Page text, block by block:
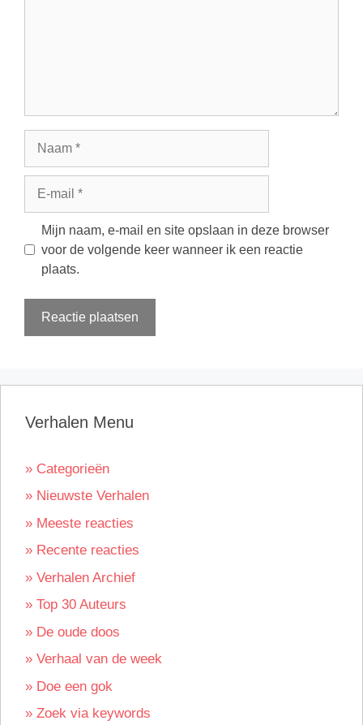
Mijn naam, e-mail en site opslaan in deze browser
voor de volgende keer wanneer ik een reactie
plaats.
Verhalen Menu
» Categorieën
» Nieuwste Verhalen
» Meeste reacties
» Recente reacties
» Verhalen Archief
» Top 30 Auteurs
» De oude doos
» Verhaal van de week
» Doe een gok
» Zoek via keywords